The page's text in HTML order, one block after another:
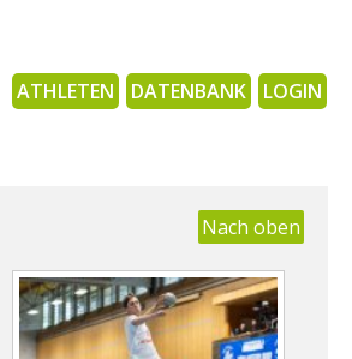
ATHLETEN DATENBANK LOGIN
Nach oben